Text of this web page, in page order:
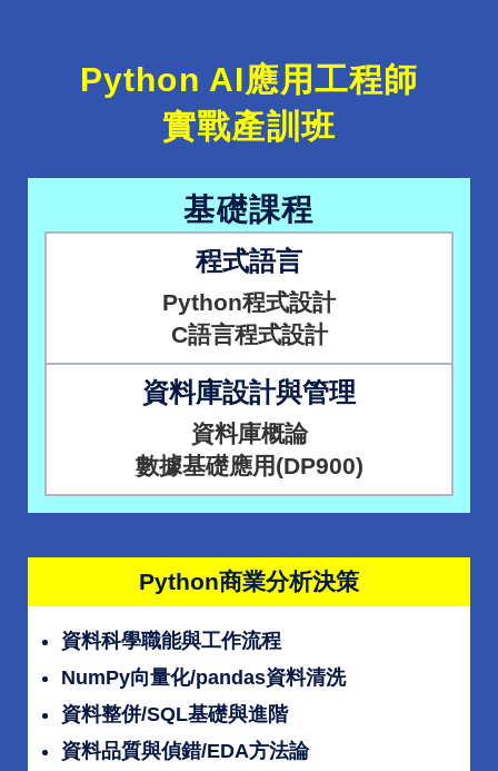
Python AI應用工程師
實戰產訓班
基礎課程
程式語言
Python程式設計
C語言程式設計
資料庫設計與管理
資料庫概論
數據基礎應用(DP900)
Python商業分析決策
資料科學職能與工作流程
NumPy向量化/pandas資料清洗
資料整併/SQL基礎與進階
資料品質與偵錯/EDA方法論